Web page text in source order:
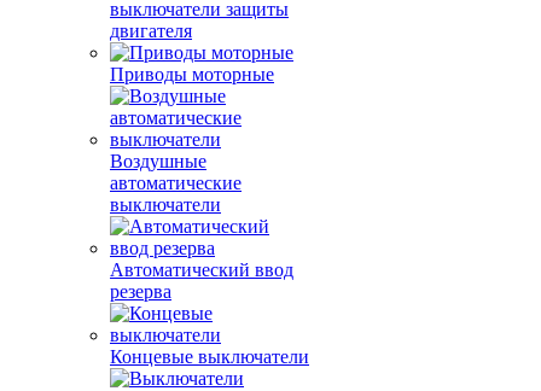
выключатели защиты
двигателя
Приводы моторные
Воздушные
автоматические
выключатели
Автоматический ввод
резерва
Концевые выключатели